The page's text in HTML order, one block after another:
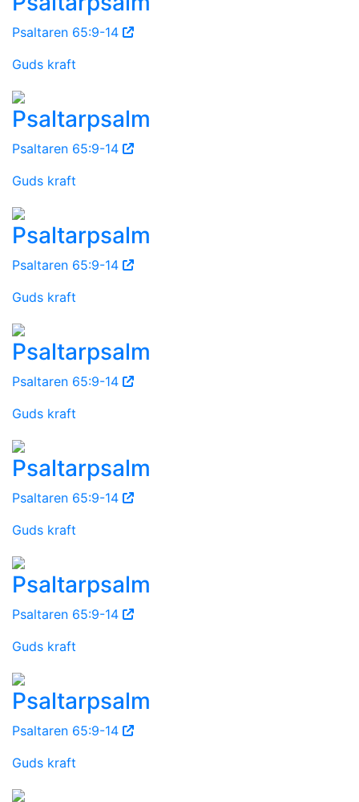
Psaltaren 65:9-14
Guds kraft
Psaltarpsalm
Psaltaren 65:9-14
Guds kraft
Psaltarpsalm
Psaltaren 65:9-14
Guds kraft
Psaltarpsalm
Psaltaren 65:9-14
Guds kraft
Psaltarpsalm
Psaltaren 65:9-14
Guds kraft
Psaltarpsalm
Psaltaren 65:9-14
Guds kraft
Psaltarpsalm
Psaltaren 65:9-14
Guds kraft